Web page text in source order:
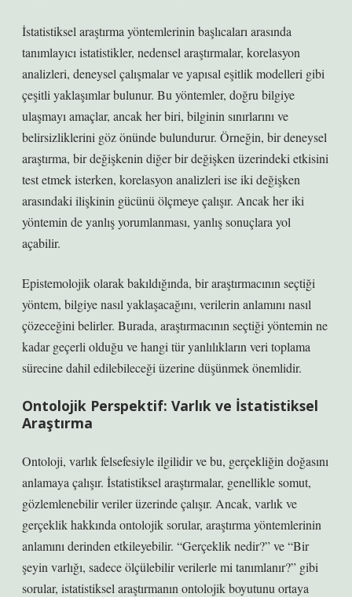
İstatistiksel araştırma yöntemlerinin başlıcaları arasında
tanımlayıcı istatistikler, nedensel araştırmalar, korelasyon
analizleri, deneysel çalışmalar ve yapısal eşitlik modelleri gibi
çeşitli yaklaşımlar bulunur. Bu yöntemler, doğru bilgiye
ulaşmayı amaçlar, ancak her biri, bilginin sınırlarını ve
belirsizliklerini göz önünde bulundurur. Örneğin, bir deneysel
araştırma, bir değişkenin diğer bir değişken üzerindeki etkisini
test etmek isterken, korelasyon analizleri ise iki değişken
arasındaki ilişkinin gücünü ölçmeye çalışır. Ancak her iki
yöntemin de yanlış yorumlanması, yanlış sonuçlara yol
açabilir.
Epistemolojik olarak bakıldığında, bir araştırmacının seçtiği
yöntem, bilgiye nasıl yaklaşacağını, verilerin anlamını nasıl
çözeceğini belirler. Burada, araştırmacının seçtiği yöntemin ne
kadar geçerli olduğu ve hangi tür yanlılıkların veri toplama
sürecine dahil edilebileceği üzerine düşünmek önemlidir.
Ontolojik Perspektif: Varlık ve İstatistiksel
Araştırma
Ontoloji, varlık felsefesiyle ilgilidir ve bu, gerçekliğin doğasını
anlamaya çalışır. İstatistiksel araştırmalar, genellikle somut,
gözlemlenebilir veriler üzerinde çalışır. Ancak, varlık ve
gerçeklik hakkında ontolojik sorular, araştırma yöntemlerinin
anlamını derinden etkileyebilir. “Gerçeklik nedir?” ve “Bir
şeyin varlığı, sadece ölçülebilir verilerle mi tanımlanır?” gibi
sorular, istatistiksel araştırmanın ontolojik boyutunu ortaya